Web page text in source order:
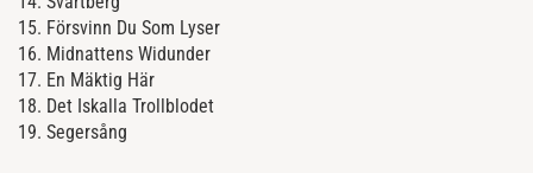
15. Försvinn Du Som Lyser
16. Midnattens Widunder
17. En Mäktig Här
18. Det Iskalla Trollblodet
19. Segersång